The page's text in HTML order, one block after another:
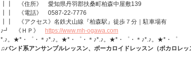
┃┃ 《住所》 愛知県丹羽郡扶桑町柏森中屋敷139
┃┃ 《電話》 0587-22-7776
┃┃ 《アクセス》名鉄犬山線『柏森駅』徒歩７分｜駐車場有
♪┛ 《ＨＰ》
https://www.mh-ogawa.com
*.♪。★*・゜・＊♪*.♪。★*・゜・＊♪*.♪。★*・゜・＊♪*.♪。★*・゜
♫バンド系アンサンブルレッスン、ボーカロイドレッスン（ボカロレ